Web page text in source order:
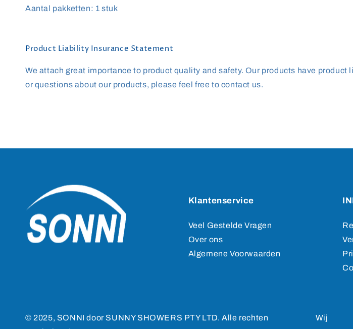
Aantal pakketten: 1 stuk
Product Liability Insurance Statement
We attach great importance to product quality and safety. Our products have
or questions about our products, please feel free to contact us.
Klantenservice
Veel Gestelde Vragen
Over ons
Algemene Voorwaarden
© 2025, SONNI door SUNNY SHOWERS PTY LTD. Alle rechten
Wij